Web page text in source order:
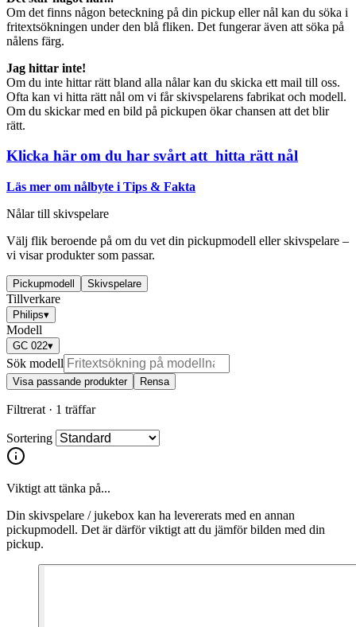
Om det finns någon beteckning på din pickup eller nål kan du söka i
fritextsökningen under den blå fliken. Det fungerar även att söka på
nålens färg.
Jag hittar inte!
Om du inte hittar rätt bland alla nålar kan du skicka ett mail till oss.
Ofta kan vi hitta rätt nål om vi får skivspelarens fabrikat och modell.
Om du skickar med en bild på pickupen ökar chansen att det blir
rätt.
Klicka här om du har svårt att hitta rätt nål
Läs mer om nålbyte i Tips & Fakta
Nålar till skivspelare
Välj flik beroende på om du vet din pickupmodell eller skivspelare –
vi visar produkter som passar.
Pickupmodell Skivspelare
Tillverkare
Philips▾
Modell
GC 022▾
Sök modell
Visa passande produkter Rensa
Filtrerat · 1 träffar
Sortering
Viktigt att tänka på...
Din skivspelare / jukebox kan ha levererats med en annan
pickupmodell. Det är därför viktigt att du jämför bilden med din
pickup.